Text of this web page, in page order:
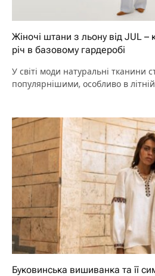
Жіночі штани з льону від JUL –
річ в базовому гардеробі
У світі моди натуральні тканини
популярнішими, особливо в
Буковинська вишиванка та її